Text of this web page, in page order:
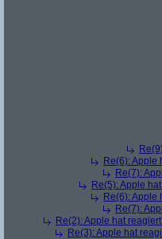
Re(6): Apple
Re(7):
Re(5): Apple
Re(6): Apple
Re(7):
Re(2): Apple hat reagiert!
Re(3): Apple hat